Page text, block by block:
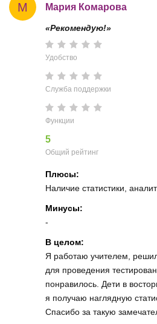
М Мария Комарова
«Рекомендую!»
Удобство
Служба поддержки
Функции
5
Общий рейтинг
Плюсы:
Наличие статистики,
Минусы:
-
В целом:
Я работаю учителем,
для проведения
понравилось. Дети в
я получаю наглядную
Спасибо за такую